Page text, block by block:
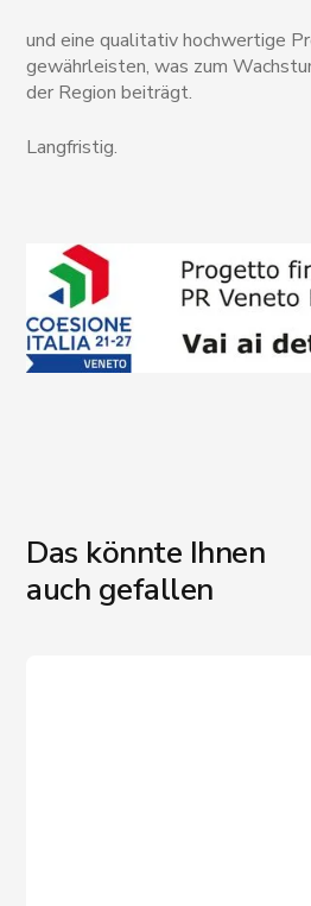
und eine qualitativ hochwertige
gewährleisten, was zum
der Region beiträgt.
Langfristig.
Das könnte Ihnen
auch gefallen